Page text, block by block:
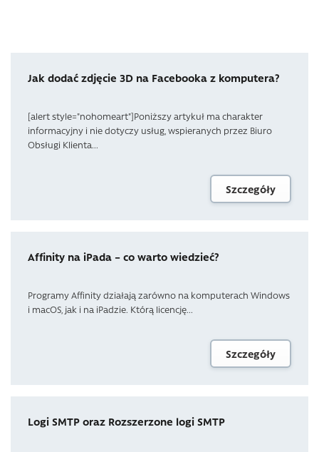
Jak dodać zdjęcie 3D na Facebooka z komputera?
[alert style="nohomeart"]Poniższy artykuł ma charakter
informacyjny i nie dotyczy usług, wspieranych przez Biuro
Obsługi Klienta...
Szczegóły
Affinity na iPada – co warto wiedzieć?
Programy Affinity działają zarówno na komputerach Windows
i macOS, jak i na iPadzie. Którą licencję...
Szczegóły
Logi SMTP oraz Rozszerzone logi SMTP